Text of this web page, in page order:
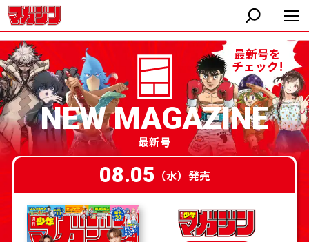
NEW MAGAZINE
最新号
最新号を
チェック!
08.05 （水）発売